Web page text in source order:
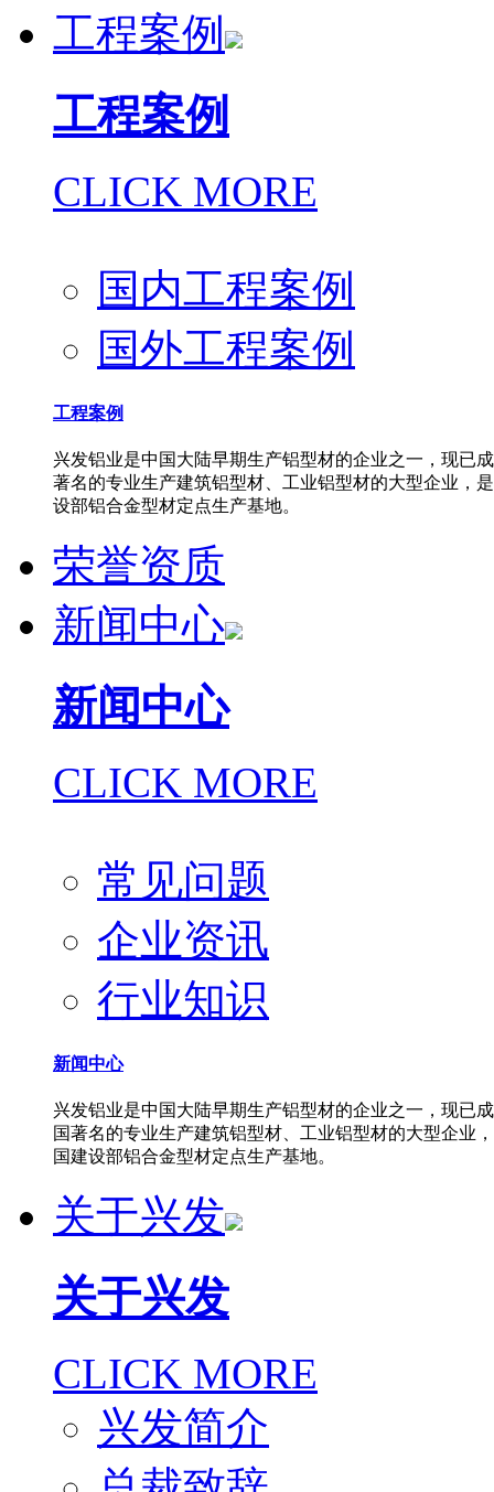
工程案例
工程案例
CLICK MORE
国内工程案例
国外工程案例
工程案例
兴发铝业是中国大陆早期生产铝型材的企业之一，现已
著名的专业生产建筑铝型材、工业铝型材的大型企业，
设部铝合金型材定点生产基地。
荣誉资质
新闻中心
新闻中心
CLICK MORE
常见问题
企业资讯
行业知识
新闻中心
兴发铝业是中国大陆早期生产铝型材的企业之一，现已
国著名的专业生产建筑铝型材、工业铝型材的大型企业
国建设部铝合金型材定点生产基地。
关于兴发
关于兴发
CLICK MORE
兴发简介